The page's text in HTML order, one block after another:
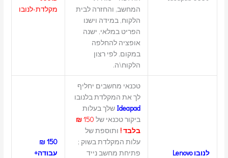
המחשב, והחזרה לבית
הלקוח, במידה וישנו
הפריט במלאי, ישנה
אופציה להחלפה
במקום, לפי רצון
הלקוח\ה.
מקלדת-לנובו
לנובו Lenovo
טכנאי מחשבים יחליף
לך את המקלדת בלנובו
Ideapad שלך בעלות
ביקור טכנאי של 150
₪
בלבד ! ותוספת של
עלות המקלדת בשוק ;
פתיחת מחשב נייד
150 ₪
עבודה+